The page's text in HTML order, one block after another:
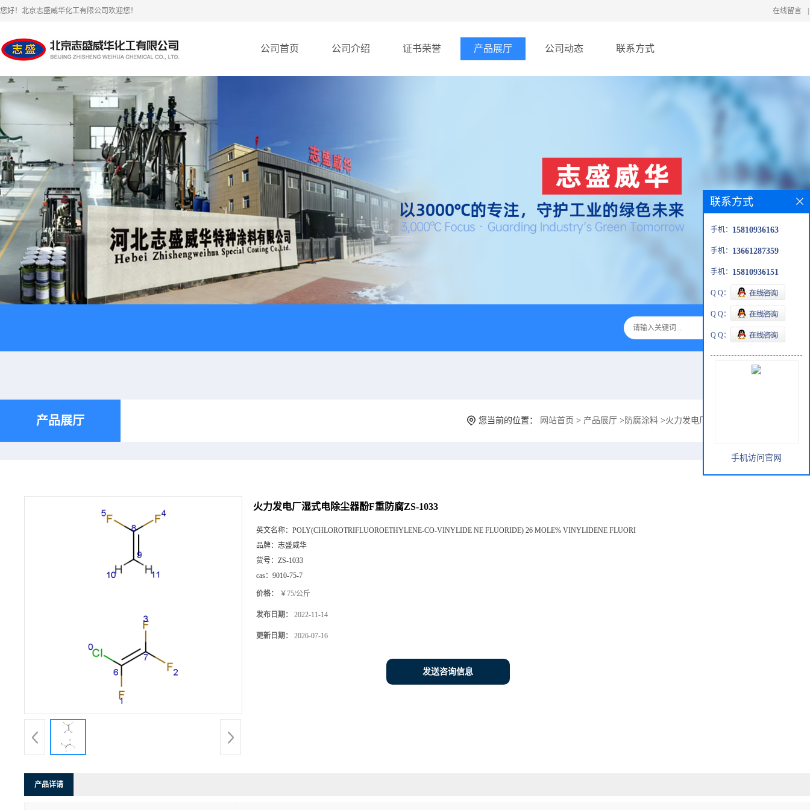
您好！北京志盛威华化工有限公司欢迎您！ 在线留言
公司首页 公司介绍 证书荣誉 产品展厅 公司动态 联系方式
产品展厅 您当前的位置： 网站首页 > 产品展厅 > 防腐涂料 >火力发电厂湿式电除尘器酚F重防腐
火力发电厂湿式电除尘器酚F重防腐ZS-1033
英文名称： POLY(CHLOROTRIFLUOROETHYLENE-CO-VINYLIDE NE FLUORIDE) 26 MOLE% VINYLIDENE FLUORI
品牌： 志盛威华
货号： ZS-1033
cas： 9010-75-7
价格： ￥75/公斤
发布日期： 2022-11-14
更新日期： 2026-07-16
发送咨询信息
产品详请
联系方式
手机： 15810936163
手机： 13661287359
手机： 15810936151
Q Q：
Q Q：
Q Q：
手机访问官网